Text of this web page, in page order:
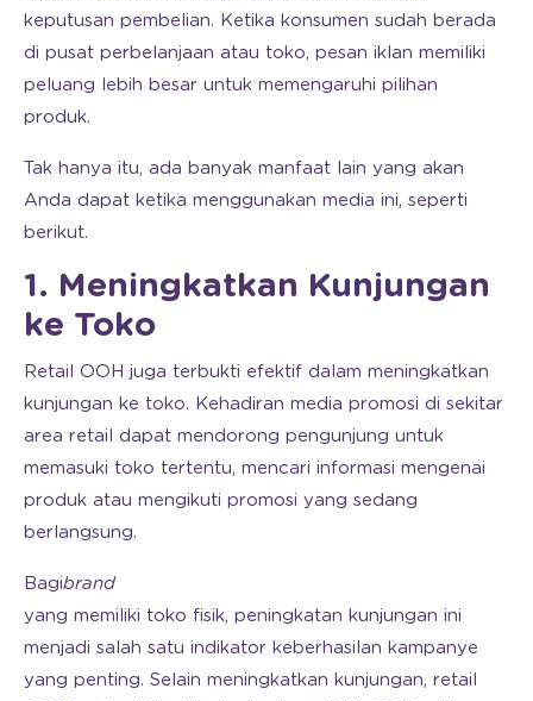
keputusan pembelian. Ketika konsumen sudah berada
di pusat perbelanjaan atau toko, pesan iklan memiliki
peluang lebih besar untuk memengaruhi pilihan
produk.
Tak hanya itu, ada banyak manfaat lain yang akan
Anda dapat ketika menggunakan media ini, seperti
berikut.
1. Meningkatkan Kunjungan
ke Toko
Retail OOH juga terbukti efektif dalam meningkatkan
kunjungan ke toko. Kehadiran media promosi di sekitar
area retail dapat mendorong pengunjung untuk
memasuki toko tertentu, mencari informasi mengenai
produk atau mengikuti promosi yang sedang
berlangsung.
Bagibrand
yang memiliki toko fisik, peningkatan kunjungan ini
menjadi salah satu indikator keberhasilan kampanye
yang penting. Selain meningkatkan kunjungan, retail